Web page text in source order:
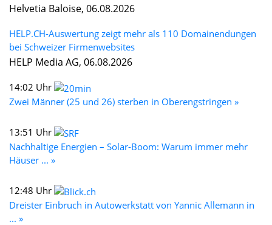
Helvetia Baloise, 06.08.2026
HELP.CH-Auswertung zeigt mehr als 110 Domainendungen
bei Schweizer Firmenwebsites
HELP Media AG, 06.08.2026
14:02 Uhr
Zwei Männer (25 und 26) sterben in Oberengstringen »
13:51 Uhr
Nachhaltige Energien – Solar-Boom: Warum immer mehr
Häuser ... »
12:48 Uhr
Dreister Einbruch in Autowerkstatt von Yannic Allemann in
... »